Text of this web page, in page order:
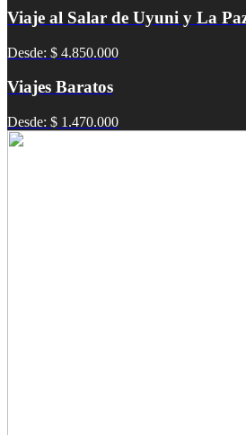
Viaje al Salar de Uyuni y La
Desde: $ 4.850.000
Viajes Baratos
Desde: $ 1.470.000